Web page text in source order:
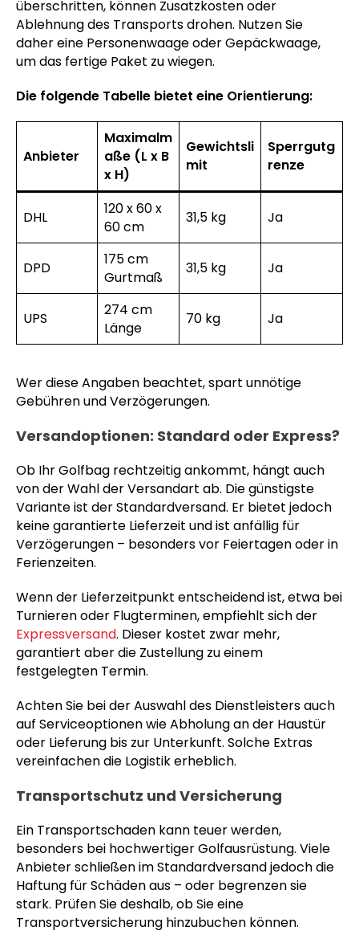
überschritten, können Zusatzkosten oder
Ablehnung des Transports drohen. Nutzen Sie
daher eine Personenwaage oder Gepäckwaage,
um das fertige Paket zu wiegen.
Die folgende Tabelle bietet eine Orientierung:
Anbieter
Maximalm
aße (L x B
x H)
Gewichtsli
mit
Sperrgutg
renze
DHL
120 x 60 x
60 cm
31,5 kg Ja
DPD
175 cm
Gurtmaß
31,5 kg Ja
UPS
274 cm
Länge
70 kg Ja
Wer diese Angaben beachtet, spart unnötige
Gebühren und Verzögerungen.
Versandoptionen: Standard oder Express?
Ob Ihr Golfbag rechtzeitig ankommt, hängt auch
von der Wahl der Versandart ab. Die günstigste
Variante ist der Standardversand. Er bietet jedoch
keine garantierte Lieferzeit und ist anfällig für
Verzögerungen – besonders vor Feiertagen oder in
Ferienzeiten.
Wenn der Lieferzeitpunkt entscheidend ist, etwa bei
Turnieren oder Flugterminen, empfiehlt sich der
Expressversand. Dieser kostet zwar mehr,
garantiert aber die Zustellung zu einem
festgelegten Termin.
Achten Sie bei der Auswahl des Dienstleisters auch
auf Serviceoptionen wie Abholung an der Haustür
oder Lieferung bis zur Unterkunft. Solche Extras
vereinfachen die Logistik erheblich.
Transportschutz und Versicherung
Ein Transportschaden kann teuer werden,
besonders bei hochwertiger Golfausrüstung. Viele
Anbieter schließen im Standardversand jedoch die
Haftung für Schäden aus – oder begrenzen sie
stark. Prüfen Sie deshalb, ob Sie eine
Transportversicherung hinzubuchen können.